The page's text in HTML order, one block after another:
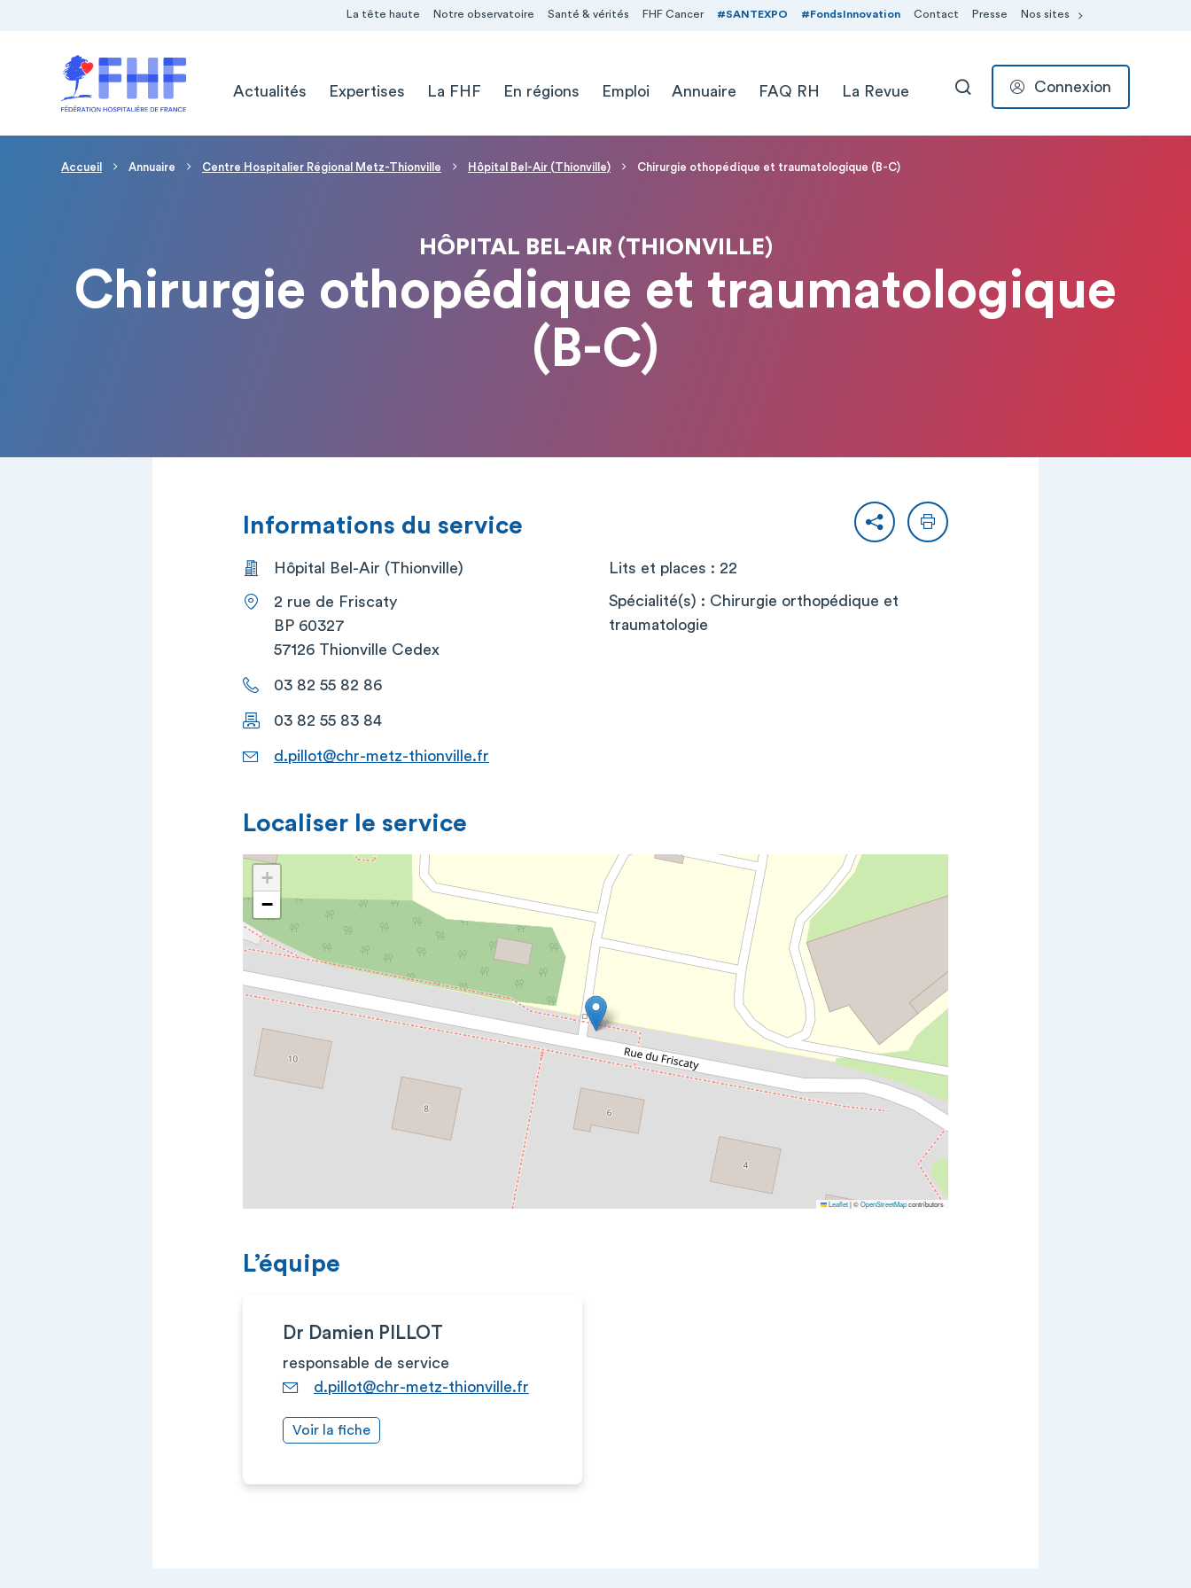
La tête haute Notre observatoire Santé & vérités FHF Cancer #SANTEXPO #FondsInnovation Contact Presse Nos sites
Actualités
Expertises La FHF En régions Emploi Annuaire FAQ RH La Revue RECHERCHER
Connexion
Fil d'Ariane
Accueil Annuaire Centre Hospitalier Régional Metz-Thionville Hôpital Bel-Air (Thionville) Chirurgie othopédique et traumatologique (B-C)
HÔPITAL BEL-AIR (THIONVILLE)
Chirurgie othopédique et traumatologique
(B-C)
PartagerImprimer
Informations du service
Hôpital Bel-Air (Thionville)
2 rue de Friscaty
BP 60327
57126 Thionville Cedex
03 82 55 82 86
03 82 55 83 84
d.pillot@chr-metz-thionville.fr
Lits et places : 22
Spécialité(s) : Chirurgie orthopédique et
traumatologie
Localiser le service
+
−
Leaflet|©OpenStreetMapcontributors
L’équipe
Dr Damien PILLOT
responsable de service
d.pillot@chr-metz-thionville.fr
Voir la fiche